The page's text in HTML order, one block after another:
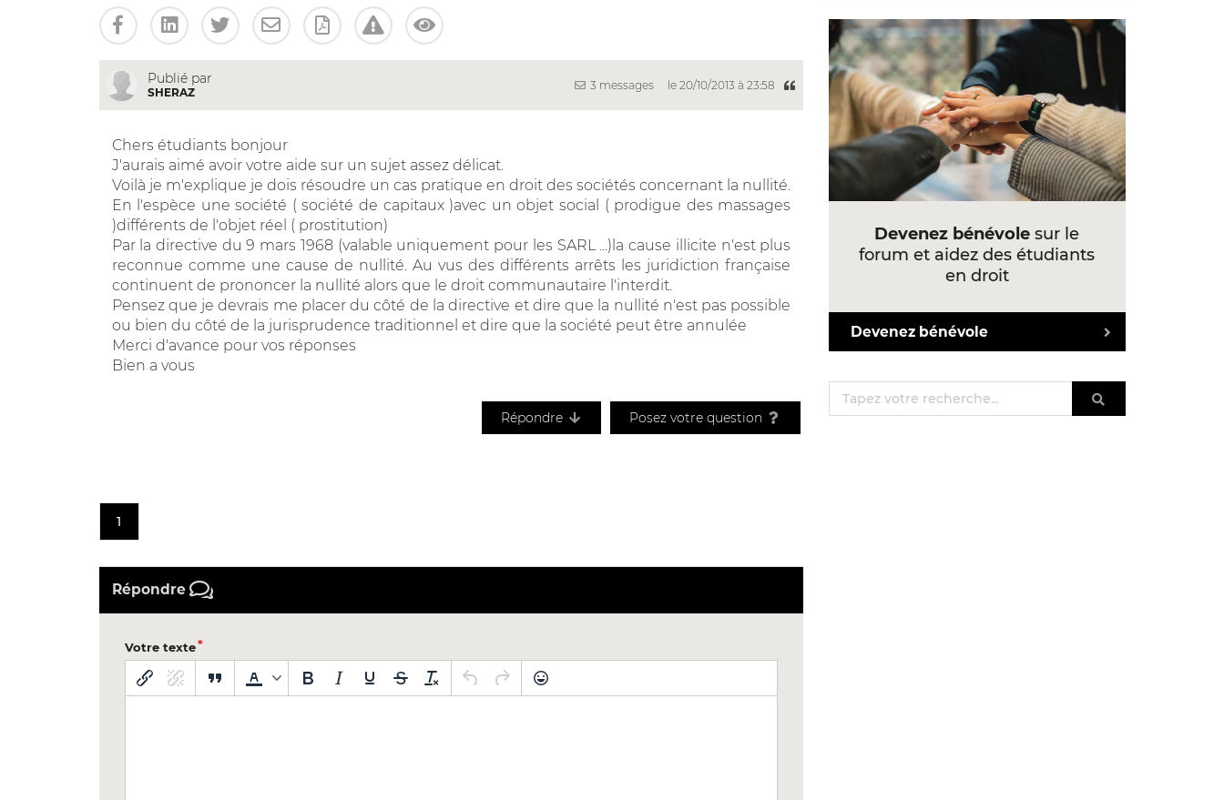
Publié par
SHERAZ
3 messages le 20/10/2013 à 23:58
Chers étudiants bonjour
J'aurais aimé avoir votre aide sur un sujet assez délicat.
Voilà je m'explique je dois résoudre un cas pratique en droit des sociétés concernant la nullité.
En l'espèce une société ( société de capitaux )avec un objet social ( prodigue des massages
)différents de l'objet réel ( prostitution)
Par la directive du 9 mars 1968 (valable uniquement pour les SARL ...)la cause illicite n'est plus
reconnue comme une cause de nullité. Au vus des différents arrêts les juridiction française
continuent de prononcer la nullité alors que le droit communautaire l'interdit.
Pensez que je devrais me placer du côté de la directive et dire que la nullité n'est pas possible
ou bien du côté de la jurisprudence traditionnel et dire que la société peut être annulée
Merci d'avance pour vos réponses
Bien a vous
Répondre Posez votre question
1
Répondre
Votre texte
Devenez bénévole sur le
forum et aidez des étudiants
en droit
Devenez bénévole